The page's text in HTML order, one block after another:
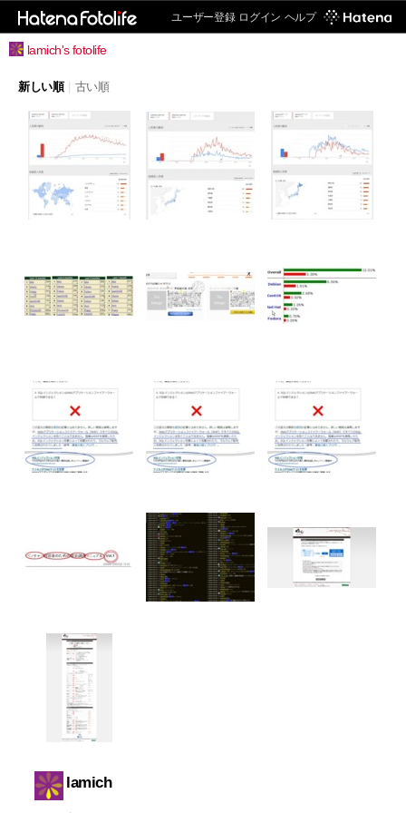
ユーザー登録 ログイン ヘルプ
lamich's fotolife
新しい順 古い順
lamich